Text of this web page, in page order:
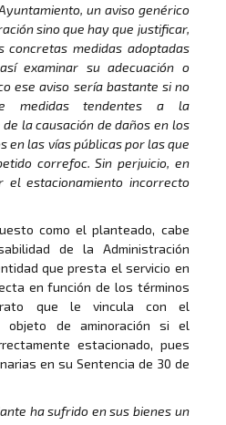
un aviso genérico
sino que hay que justificar,
concretas medidas adoptadas
examinar su adecuación o
ese aviso sería bastante si no
medidas tendentes a la
la causación de daños en los
en las vías públicas por las que
correfoc. Sin perjuicio, en
el estacionamiento incorrecto
como el planteado, cabe
de la Administración
que presta el servicio en
en función de los términos
que le vincula con el
objeto de aminoración si el
estacionado, pues
en su Sentencia de 30 de
ha sufrido en sus bienes un